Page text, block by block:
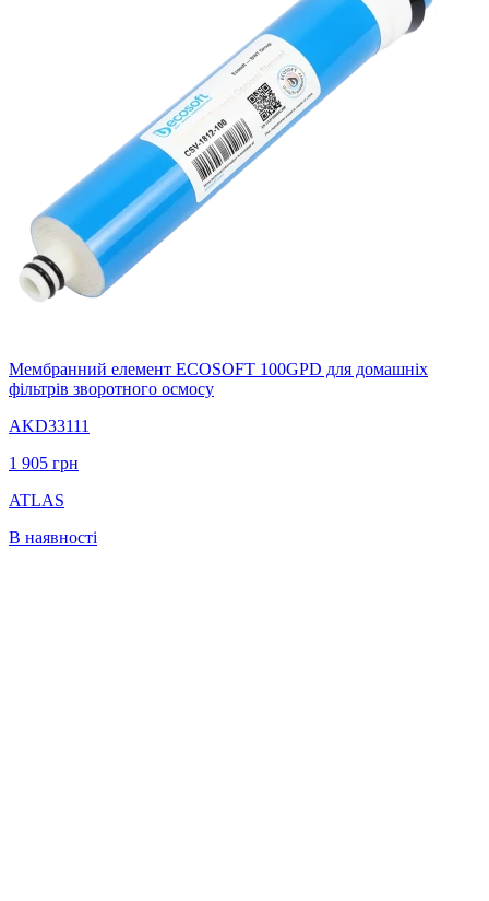
Мембранний елемент ECOSOFT 100GPD для домашніх
фільтрів зворотного осмосу
AKD33111
1 905 грн
ATLAS
В наявності